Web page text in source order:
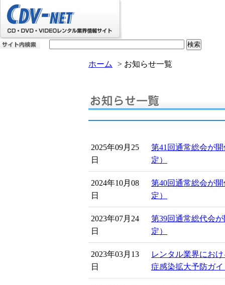
ホーム > お知らせ一覧
2025年09月25
日
第41回通常総会が
定）
2024年10月08
日
第40回通常総会が
定）
2023年07月24
日
第39回通常総代会
定）
2023年03月13
日
レンタル業界にお
症感染拡大予防ガ